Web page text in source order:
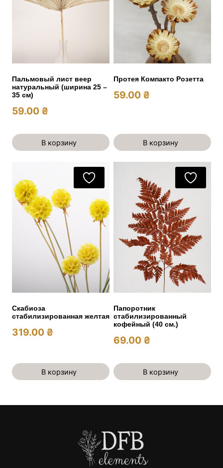
Пальмовый лист веер
натуральный (ширина 25 –
35 см)
59.00 ₴
В корзину
Протея Компакто Розетта
59.00 ₴
В корзину
Скабиоза
стабилизированная желтая
319.00 ₴
В корзину
Папоротник
стабилизированный
кофейный (40 см.)
69.00 ₴
В корзину